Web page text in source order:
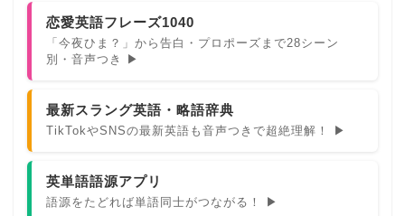
恋愛英語フレーズ1040
「今夜ひま？」から告白・プロポーズまで28シーン
別・音声つき ▶
最新スラング英語・略語辞典
TikTokやSNSの最新英語も音声つきで超絶理解！ ▶
英単語語源アプリ
語源をたどれば単語同士がつながる！ ▶